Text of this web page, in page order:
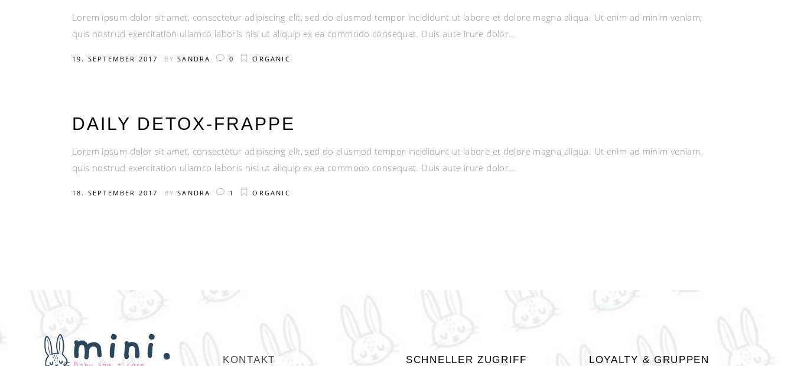
Lorem ipsum dolor sit amet, consectetur adipiscing elit, sed do eiusmod tempor incididunt ut labore et dolore magna aliqua. Ut enim ad minim veniam,
quis nostrud exercitation ullamco laboris nisi ut aliquip ex ea commodo consequat. Duis aute irure dolor
19. SEPTEMBER 2017 BYSANDRA 0 ORGANIC
DAILY DETOX-FRAPPE
Lorem ipsum dolor sit amet, consectetur adipiscing elit, sed do eiusmod tempor incididunt ut labore et dolore magna aliqua. Ut enim ad minim veniam,
quis nostrud exercitation ullamco laboris nisi ut aliquip ex ea commodo consequat. Duis aute irure dolor
18. SEPTEMBER 2017 BYSANDRA 1 ORGANIC
KONTAKT SCHNELLER ZUGRIFF LOYALTY & GRUPPEN